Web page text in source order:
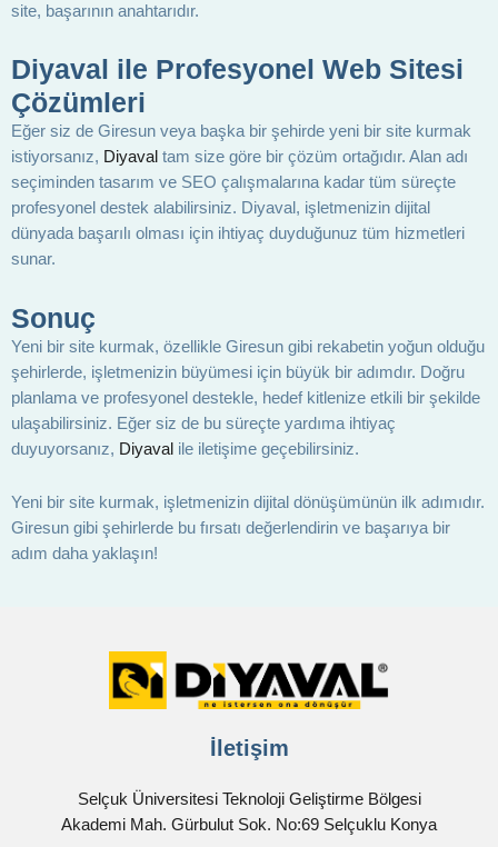
site, başarının anahtarıdır.
Diyaval ile Profesyonel Web Sitesi
Çözümleri
Eğer siz de Giresun veya başka bir şehirde yeni bir site kurmak
istiyorsanız, Diyaval tam size göre bir çözüm ortağıdır. Alan adı
seçiminden tasarım ve SEO çalışmalarına kadar tüm süreçte
profesyonel destek alabilirsiniz. Diyaval, işletmenizin dijital
dünyada başarılı olması için ihtiyaç duyduğunuz tüm hizmetleri
sunar.
Sonuç
Yeni bir site kurmak, özellikle Giresun gibi rekabetin yoğun olduğu
şehirlerde, işletmenizin büyümesi için büyük bir adımdır. Doğru
planlama ve profesyonel destekle, hedef kitlenize etkili bir şekilde
ulaşabilirsiniz. Eğer siz de bu süreçte yardıma ihtiyaç
duyuyorsanız, Diyaval ile iletişime geçebilirsiniz.
Yeni bir site kurmak, işletmenizin dijital dönüşümünün ilk adımıdır.
Giresun gibi şehirlerde bu fırsatı değerlendirin ve başarıya bir
adım daha yaklaşın!
İletişim
Selçuk Üniversitesi Teknoloji Geliştirme Bölgesi
Akademi Mah. Gürbulut Sok. No:69 Selçuklu Konya